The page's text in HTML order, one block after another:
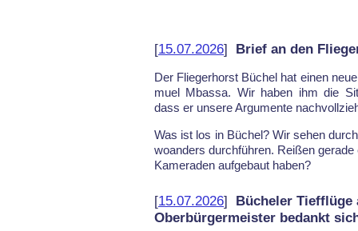
[15.07.2026] Brief an den
Der Flie­ger­horst Bü­chel hat einen
mu­el Mbas­sa. Wir ha­ben ihm die
dass er un­se­re Ar­gu­men­te
Was ist los in Bü­chel? Wir se­hen
wo­an­ders durch­füh­ren. Rei­ßen
Ka­me­ra­den auf­ge­baut ha­ben?
[15.07.2026] Bücheler Tiefflüge
Oberbürgermeister bedankt